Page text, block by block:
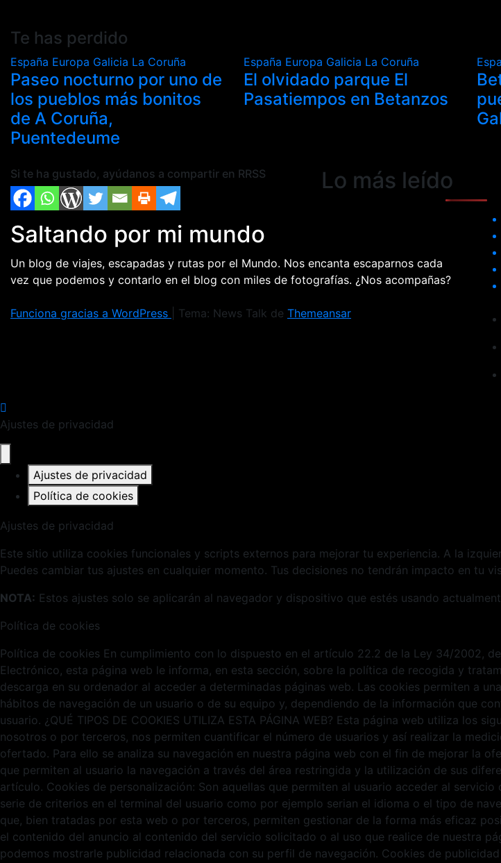
Te has perdido
España Europa Galicia La Coruña
Paseo nocturno por uno de
los pueblos más bonitos
de A Coruña,
Puentedeume
España Europa Galicia La Coruña
El olvidado parque El
Pasatiempos en Betanzos
Si te ha gustado, ayúdanos a compartir en RRSS Lo más leído
Saltando por mi mundo
Un blog de viajes, escapadas y rutas por el Mundo. Nos encanta escaparnos cada
vez que podemos y contarlo en el blog con miles de fotografías. ¿Nos acompañas?
Funciona gracias a WordPress Tema: News Talk de Themeansar
Ajustes de privacidad
Ajustes de privacidad
Política de cookies
Ajustes de privacidad
Este sitio utiliza cookies funcionales y scripts externos para mejorar tu experiencia. A la
Puedes cambiar tus ajustes en cualquier momento. Tus decisiones no tendrán impacto en tu
NOTA: Estos ajustes solo se aplicarán al navegador y dispositivo que estés usando
Política de cookies
Política de cookies En cumplimiento con lo dispuesto en el artículo 22.2 de la Ley 34/2002,
Electrónico, esta página web le informa, en esta sección, sobre la política de recogida y
descarga en su ordenador al acceder a determinadas páginas web. Las cookies permiten a
hábitos de navegación de un usuario o de su equipo y, dependiendo de la información que
usuario. ¿QUÉ TIPOS DE COOKIES UTILIZA ESTA PÁGINA WEB? Esta página web utiliza
nosotros o por terceros, nos permiten cuantificar el número de usuarios y así realizar la
ofertado. Para ello se analiza su navegación en nuestra página web con el fin de mejorar la
que permiten al usuario la navegación a través del área restringida y la utilización de sus
artículo. Cookies de personalización: Son aquellas que permiten al usuario acceder al
serie de criterios en el terminal del usuario como por ejemplo serian el idioma o el tipo de
que, bien tratadas por esta web o por terceros, permiten gestionar de la forma más eficaz
el contenido del anuncio al contenido del servicio solicitado o al uso que realice de nuestra
podemos mostrarle publicidad relacionada con su perfil de navegación. Cookies de